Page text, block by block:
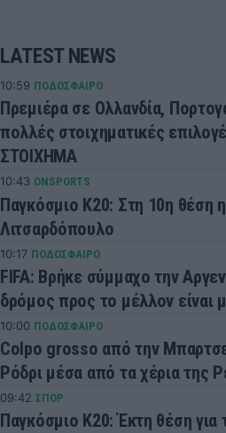
LATEST NEWS
10:59 ΠΟΔΟΣΦΑΙΡΟ
Πρεμιέρα σε Ολλανδία,
πολλές στοιχηματικές
ΣΤΟΙΧΗΜΑ
10:43 ONSPORTS
Παγκόσμιο Κ20: Στη 10η θέση
Λιτσαρδόπουλο
10:17 ΠΟΔΟΣΦΑΙΡΟ
FIFA: Βρήκε σύμμαχο την
δρόμος προς το μέλλον είναι
10:00 ΠΟΔΟΣΦΑΙΡΟ
Colpo grosso από την
Ρόδρι μέσα από τα χέρια της
09:42 ΣΠΟΡ
Παγκόσμιο Κ20: Έκτη θέση